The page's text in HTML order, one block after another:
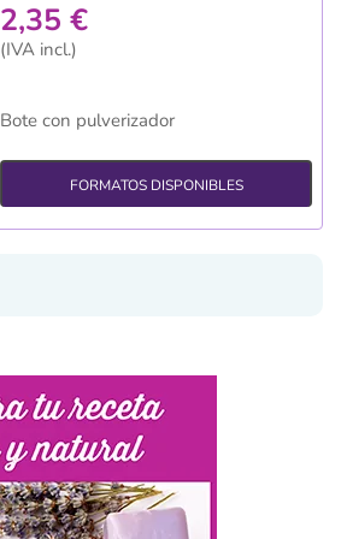
2,35 €
(IVA incl.)
Bote con pulverizador
FORMATOS DISPONIBLES